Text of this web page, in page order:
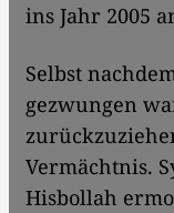
ins Jahr 2005
Selbst
gezwungen
Vermächtnis.
Hisbollah